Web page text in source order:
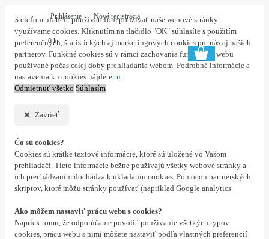
S cieľom uľahčiť používateľom používať naše webové stránky
využívame cookies. Kliknutím na tlačidlo "OK" súhlasíte s použitím
preferenčných, štatistických aj marketingových cookies pre nás aj našich
partnerov. Funkčné cookies sú v rámci zachovania funkčnosti webu
používané počas celej doby prehliadania webom. Podrobné informácie a
nastavenia ku cookies nájdete tu.
Odmietnuť všetko Súhlasím
Zavrieť
Čo sú cookies?
Cookies sú krátke textové informácie, ktoré sú uložené vo Vašom
prehliadači. Tieto informácie bežne používajú všetky webové stránky a
ich prechádzaním dochádza k ukladaniu cookies. Pomocou partnerských
skriptov, ktoré môžu stránky používať (napríklad Google analytics
Ako môžem nastaviť prácu webu s cookies?
Napriek tomu, že odporúčame povoliť používanie všetkých typov
cookies, prácu webu s nimi môžete nastaviť podľa vlastných preferencií
Prihlásenie Nová registrácia
0 ks